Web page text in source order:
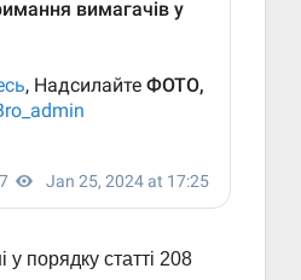
порядку статті 208